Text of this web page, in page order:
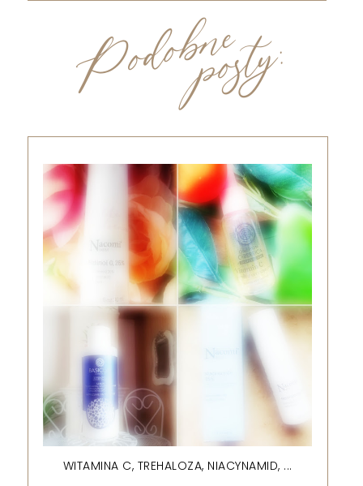
WITAMINA C, TREHALOZA, NIACYNAMID, ...